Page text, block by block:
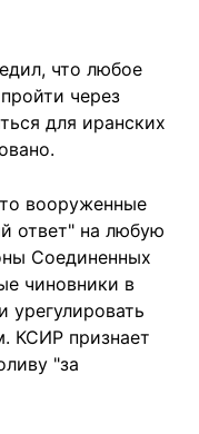
что любое
через
для иранских
вооруженные
ответ" на любую
Соединенных
чиновники в
урегулировать
КСИР признает
"за